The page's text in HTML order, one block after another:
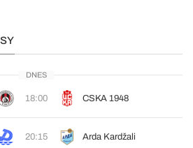
DNES
18:00 CSKA 1948
20:15 Arda Kardžali